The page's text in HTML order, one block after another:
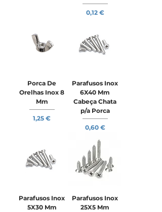
Preço
0,12 €
Porca De
Orelhas Inox 8
Mm
Preço
1,25 €
Parafusos Inox
6X40 Mm
Cabeça Chata
p/a Porca
Preço
0,60 €
Parafusos Inox
5X30 Mm
Parafusos Inox
25X5 Mm